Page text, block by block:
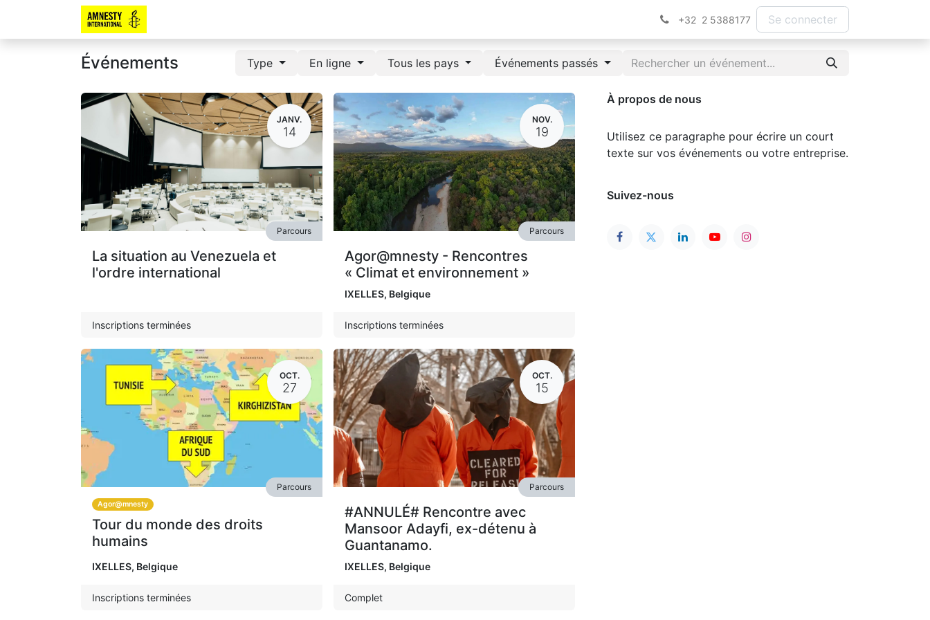
+32 2 5388177 Se connecter
Événements Type En ligne Tous les pays Événements passés
JANV.
14
La situation au Venezuela et
l'ordre international
Parcours
Inscriptions terminées
NOV.
19
Agor@mnesty - Rencontres
« Climat et environnement »
Parcours
IXELLES, Belgique
Inscriptions terminées
OCT.
27
Agor@mnesty
Tour du monde des droits
humains
Parcours
IXELLES, Belgique
Inscriptions terminées
OCT.
15
#ANNULÉ# Rencontre avec
Mansoor Adayfi, ex-détenu à
Guantanamo.
Parcours
IXELLES, Belgique
Complet
À propos de nous
Utilisez ce paragraphe pour écrire un court
texte sur vos événements ou votre entreprise.
Suivez-nous